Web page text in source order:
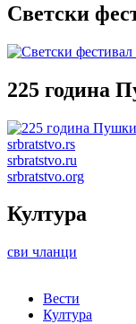
Светски
225 година
srbratstvo.rs
srbratstvo.ru
srbratstvo.org
Култура
сви чланци
Вести
Култура